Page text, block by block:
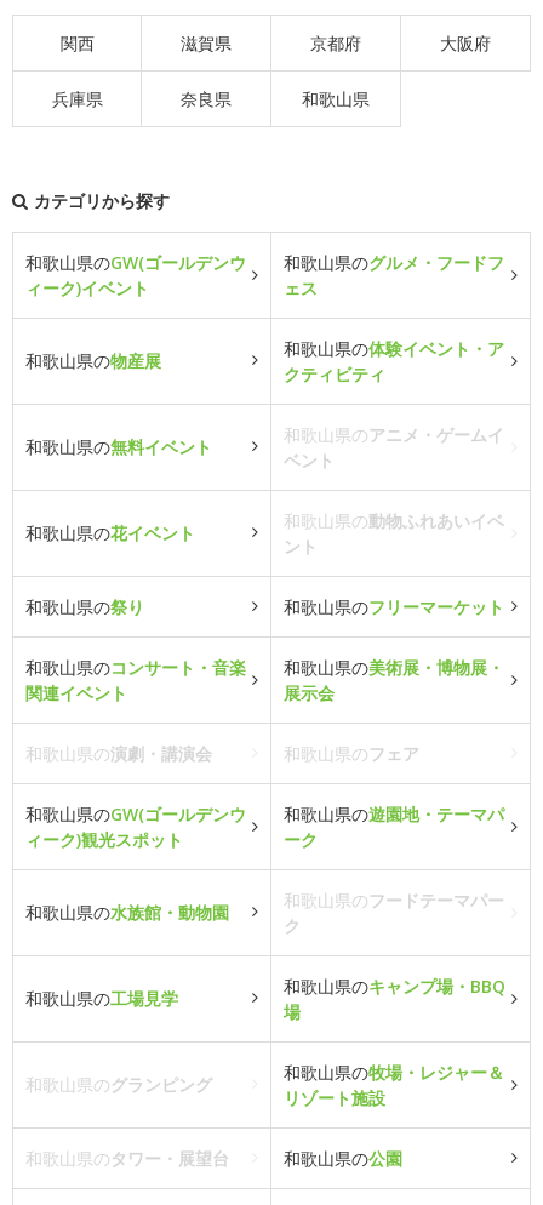
関西 滋賀県 京都府 大阪府
兵庫県 奈良県 和歌山県
カテゴリから探す
和歌山県のGW(ゴールデンウ
ィーク)イベント
和歌山県のグルメ・フードフ
ェス
和歌山県の物産展
和歌山県の体験イベント・ア
クティビティ
和歌山県の無料イベント
和歌山県のアニメ・ゲームイ
ベント
和歌山県の花イベント
和歌山県の動物ふれあいイベ
ント
和歌山県の祭り 和歌山県のフリーマーケット
和歌山県のコンサート・音楽
関連イベント
和歌山県の美術展・博物展・
展示会
和歌山県の演劇・講演会 和歌山県のフェア
和歌山県のGW(ゴールデンウ
ィーク)観光スポット
和歌山県の遊園地・テーマパ
ーク
和歌山県の水族館・動物園
和歌山県のフードテーマパー
ク
和歌山県の工場見学
和歌山県のキャンプ場・BBQ
場
和歌山県のグランピング
和歌山県の牧場・レジャー＆
リゾート施設
和歌山県のタワー・展望台 和歌山県の公園